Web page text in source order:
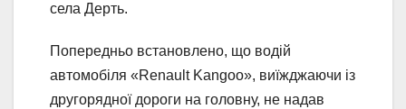
села Дерть.
Попередньо встановлено, що водій
автомобіля «Renault Kangoo», виїжджаючи із
другорядної дороги на головну, не надав